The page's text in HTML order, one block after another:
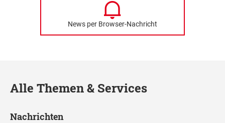
News per Browser-Nachricht
Alle Themen & Services
Nachrichten